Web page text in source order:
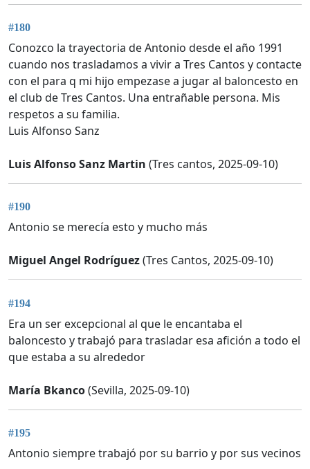
#180
Conozco la trayectoria de Antonio desde el año 1991
cuando nos trasladamos a vivir a Tres Cantos y contacte
con el para q mi hijo empezase a jugar al baloncesto en
el club de Tres Cantos. Una entrañable persona. Mis
respetos a su familia.
Luis Alfonso Sanz
Luis Alfonso Sanz Martin (Tres cantos, 2025-09-10)
#190
Antonio se merecía esto y mucho más
Miguel Angel Rodríguez(Tres Cantos, 2025-09-10)
#194
Era un ser excepcional al que le encantaba el
baloncesto y trabajó para trasladar esa afición a todo el
que estaba a su alrededor
María Bkanco(Sevilla, 2025-09-10)
#195
Antonio siempre trabajó por su barrio y por sus vecinos